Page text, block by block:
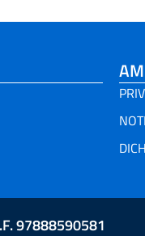
97888590581